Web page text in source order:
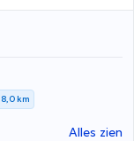
8,0 km
Alles zien